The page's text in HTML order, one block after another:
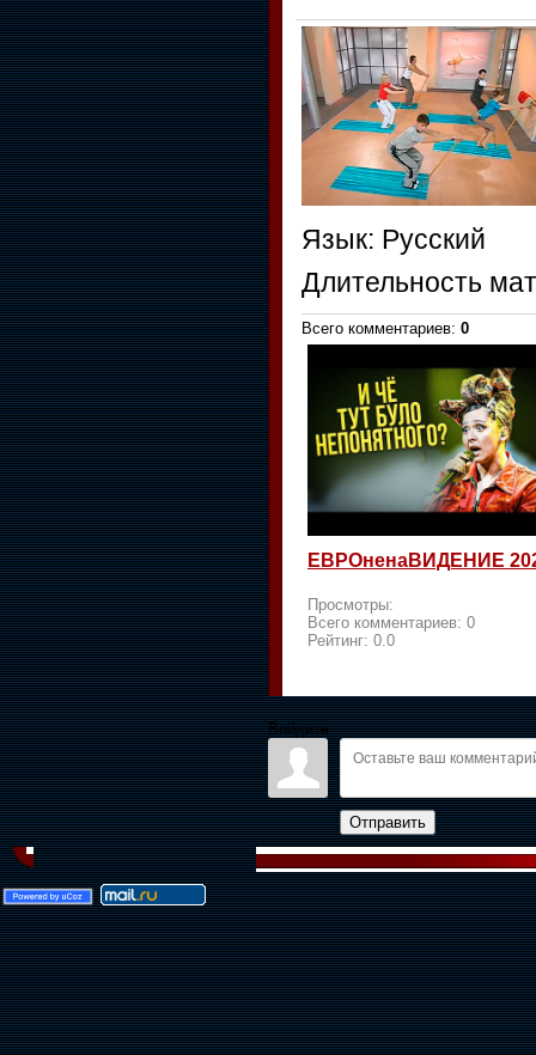
Язык: Русский
Длительность
Всего комментариев: 0
ЕВРОненаВИДЕНИЕ
Просмотры:
Всего комментариев: 0
Рейтинг: 0.0
Войдите:
Отправить